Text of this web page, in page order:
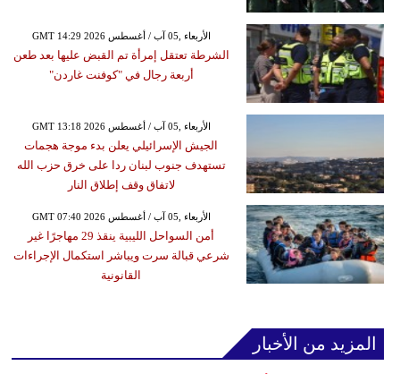
GMT 14:29 2026 الأربعاء ,05 آب / أغسطس
الشرطة تعتقل إمرأة تم القبض عليها بعد طعن
أربعة رجال في "كوفنت غاردن"
GMT 13:18 2026 الأربعاء ,05 آب / أغسطس
الجيش الإسرائيلي يعلن بدء موجة هجمات
تستهدف جنوب لبنان ردا على خرق حزب الله
لاتفاق وقف إطلاق النار
GMT 07:40 2026 الأربعاء ,05 آب / أغسطس
أمن السواحل الليبية ينقذ 29 مهاجرًا غير
شرعي قبالة سرت ويباشر استكمال الإجراءات
القانونية
المزيد من الأخبار